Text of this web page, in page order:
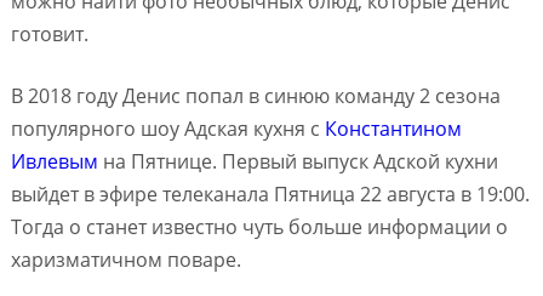
готовит.
В 2018 году Денис попал в синюю команду 2 сезона
популярного шоу Адская кухня с Константином
Ивлевым на Пятнице. Первый выпуск Адской кухни
выйдет в эфире телеканала Пятница 22 августа в 19:00.
Тогда о станет известно чуть больше информации о
харизматичном поваре.